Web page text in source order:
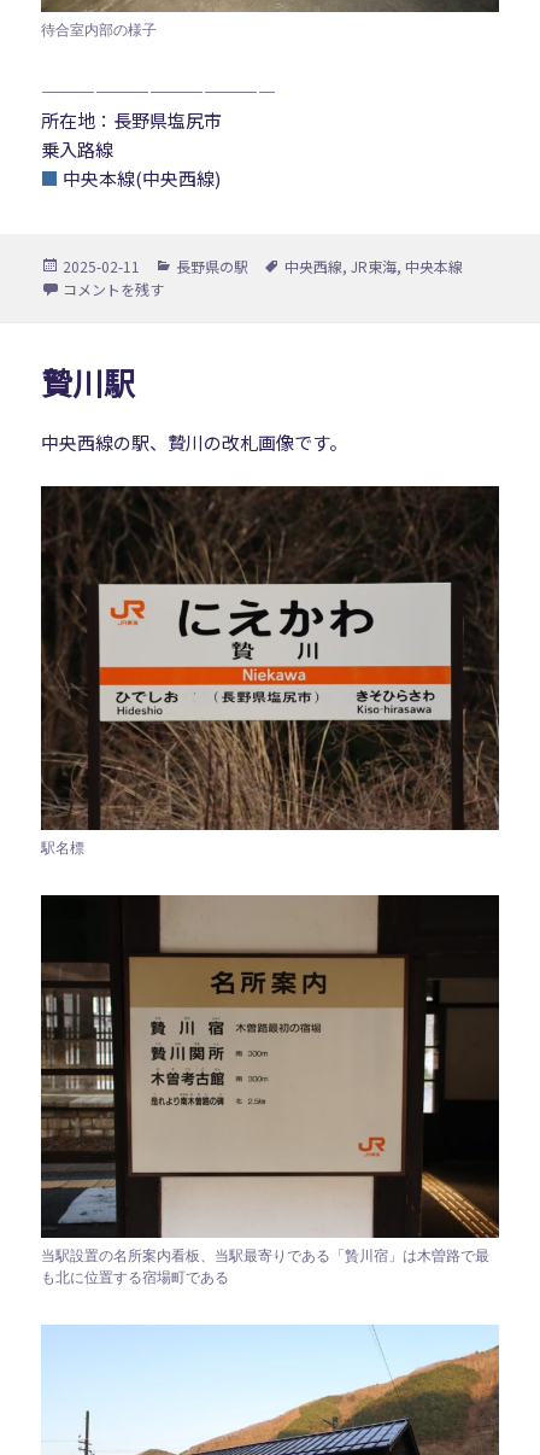
待合室内部の様子
—————————————
所在地：長野県塩尻市
乗入路線
■ 中央本線(中央西線)
投
稿
2025-02-11
カ
長野県の駅
タ
中央西線,JR東海, 中央本線
日出塩駅 に
コメントを残す
贄川駅
中央西線の駅、贄川の改札画像です。
駅名標
当駅設置の名所案内看板、当駅最寄りである「贄川宿」は木曽路で最
も北に位置する宿場町である